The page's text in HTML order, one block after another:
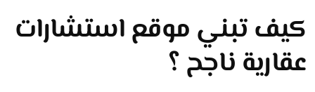
كيف تبني موقع استشارات
عقارية ناجح ؟